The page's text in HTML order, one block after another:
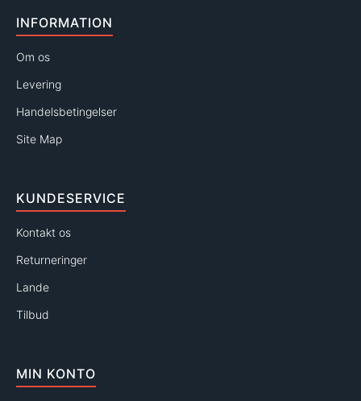
INFORMATION
Om os
Levering
Handelsbetingelser
Site Map
KUNDESERVICE
Kontakt os
Returneringer
Lande
Tilbud
MIN KONTO